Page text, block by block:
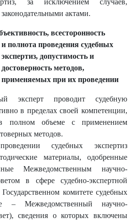
за исключением случаев,
актами.
всесторонность
и полнота проведения судебных
экспертиз, допустимость и
достоверность методов,
применяемых при их проведении
эксперт проводит судебную
в пределах своей компетенции,
полном объеме с применением
методов.
судебных экспертиз
материалы, одобренные
Межведомственным научно-
в сфере судебно-экспертной
комитете судебных
– Межведомственный научно-
сведения о которых включены